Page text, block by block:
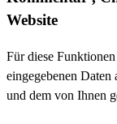
Website
Für diese
eingegebenen
und dem von Ihnen